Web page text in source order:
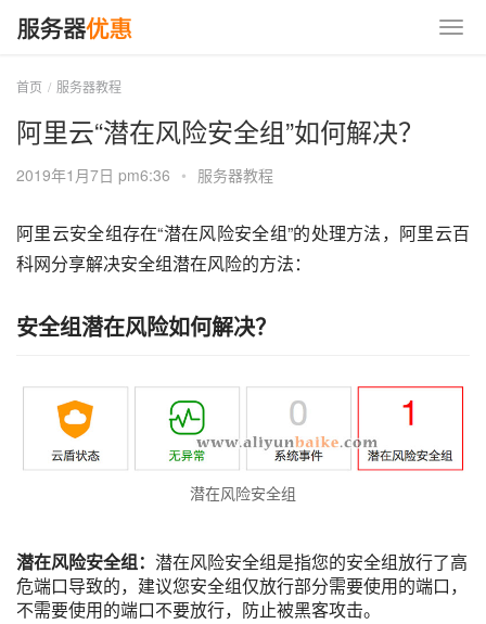
首页 服务器教程
阿里云“潜在风险安全组”如何解决？
2019年1月7日 pm6:36 • 服务器教程
阿里云安全组存在“潜在风险安全组”的处理方法，阿里云百
科网分享解决安全组潜在风险的方法：
安全组潜在风险如何解决？
潜在风险安全组
潜在风险安全组： 潜在风险安全组是指您的安全组放行了高
危端口导致的，建议您安全组仅放行部分需要使用的端口，
不需要使用的端口不要放行，防止被黑客攻击。